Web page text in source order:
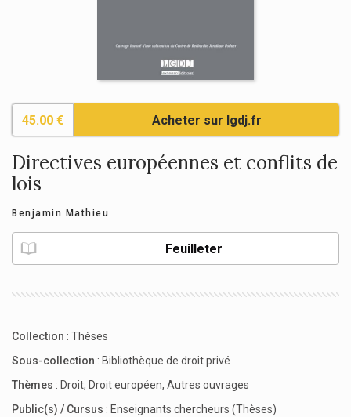
45.00 € Acheter sur lgdj.fr
Directives européennes et conflits de
lois
Benjamin Mathieu
Feuilleter
Collection : Thèses
Sous-collection : Bibliothèque de droit privé
Thèmes : Droit, Droit européen, Autres ouvrages
Public(s) / Cursus : Enseignants chercheurs (Thèses)